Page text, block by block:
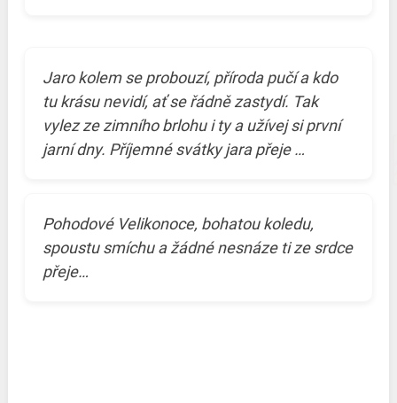
Jaro kolem se probouzí, příroda pučí a kdo
tu krásu nevidí, ať se řádně zastydí. Tak
vylez ze zimního brlohu i ty a užívej si první
jarní dny. Příjemné svátky jara přeje …
Pohodové Velikonoce, bohatou koledu,
spoustu smíchu a žádné nesnáze ti ze srdce
přeje…